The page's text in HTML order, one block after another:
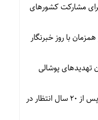
مشارکت کشورهای
با روز خبرنگار
تهدیدهای پوشالی
بزرگترین سازه سنگی ایلام پس از ۲۰ سال انتظار در